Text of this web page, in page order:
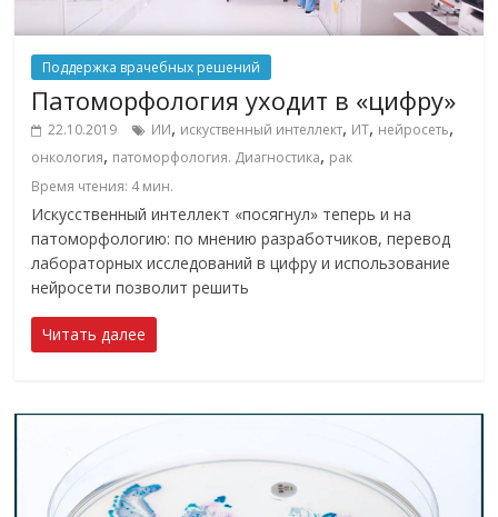
Поддержка врачебных решений
Патоморфология уходит в «цифру»
22.10.2019 ИИ, искуственный интеллект, ИТ, нейросеть,
онкология, патоморфология. Диагностика, рак
Время чтения: 4 мин.
Искусственный интеллект «посягнул» теперь и на
патоморфологию: по мнению разработчиков, перевод
лабораторных исследований в цифру и использование
нейросети позволит решить
Читать далее